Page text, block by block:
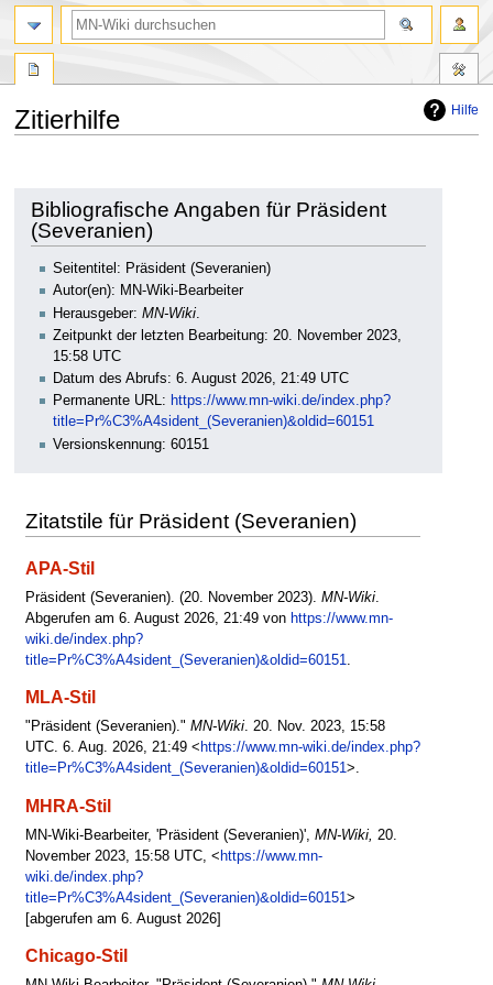
Hilfe
Zitierhilfe
springen
springen
Bibliografische Angaben für Präsident
(Severanien)
Seitentitel: Präsident (Severanien)
Autor(en): MN-Wiki-Bearbeiter
Herausgeber: MN-Wiki
Zeitpunkt der letzten Bearbeitung: 20. November 2023,
15:58 UTC
Datum des Abrufs: 6. August 2026, 21:49 UTC
Permanente URL: https://www.mn-wiki.de/index.php?
title=Pr%C3%A4sident_(Severanien)&oldid=60151
Versionskennung: 60151
Zitatstile für Präsident (Severanien)
APA-Stil
Präsident (Severanien). (20. November 2023). MN-Wiki.
Abgerufen am 6. August 2026, 21:49 von https://www.mn-
wiki.de/index.php?
title=Pr%C3%A4sident_(Severanien)&oldid=60151.
MLA-Stil
"Präsident (Severanien)." MN-Wiki. 20. Nov. 2023, 15:58
UTC. 6. Aug. 2026, 21:49 < https://www.mn-wiki.de/index.php?
title=Pr%C3%A4sident_(Severanien)&oldid=60151>.
MHRA-Stil
MN-Wiki-Bearbeiter, 'Präsident (Severanien)', MN-Wiki,
20.
November 2023, 15:58 UTC, < https://www.mn-
wiki.de/index.php?
title=Pr%C3%A4sident_(Severanien)&oldid=60151 >
[abgerufen am 6. August 2026]
Chicago-Stil
Suche